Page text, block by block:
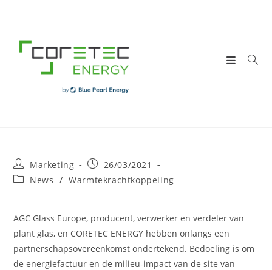
content
Post
author:
Marketing
Post
published:
26/03/2021
PostNews / Warmtekrachtkoppeling
AGC Glass Europe, producent, verwerker en verdeler van
plant glas, en CORETEC ENERGY hebben onlangs een
partnerschapsovereenkomst ondertekend. Bedoeling is om
de energiefactuur en de milieu-impact van de site van